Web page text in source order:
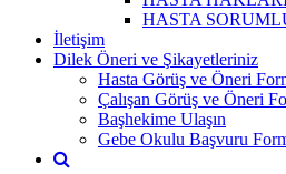
HASTA
İletişim
Dilek Öneri ve Şikayetleriniz
Hasta Görüş ve Öneri
Çalışan Görüş ve Öneri
Başhekime Ulaşın
Gebe Okulu Başvuru